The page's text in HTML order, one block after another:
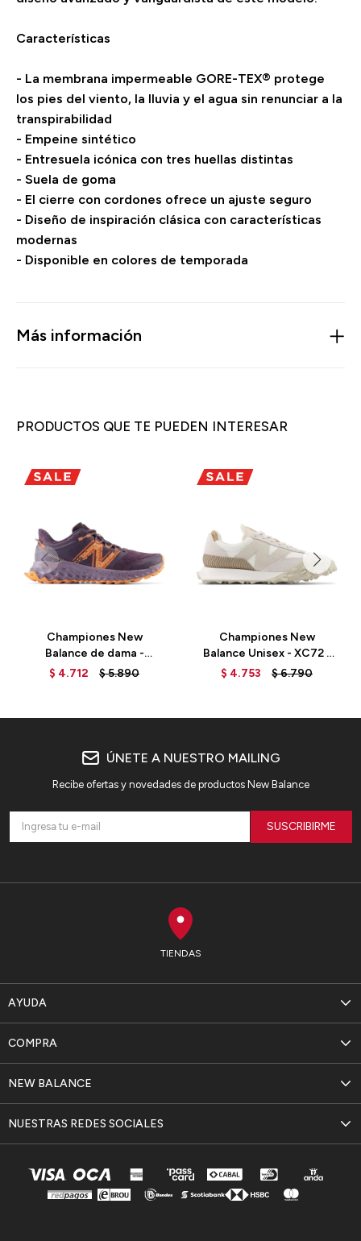
Características
- La membrana impermeable GORE-TEX® protege
los pies del viento, la lluvia y el agua sin renunciar a la
transpirabilidad
- Empeine sintético
- Entresuela icónica con tres huellas distintas
- Suela de goma
- El cierre con cordones ofrece un ajuste seguro
- Diseño de inspiración clásica con características
modernas
- Disponible en colores de temporada
Más información
PRODUCTOS QUE TE PUEDEN INTERESAR
Championes New
Balance de dama -
GAROÉ - WTGAROP1 -
$ 4.712 $5.890
Championes New
Balance Unisex - XC72 -
UXC72SO - SEA SALT
$ 4.753 $6.790
TIENDAS
AYUDA
NEW BALANCE
COMPRA
NUESTRAS REDES SOCIALES
ÚNETE A NUESTRO MAILING
Recibe ofertas y novedades de productos New Balance
SUSCRIBIRME